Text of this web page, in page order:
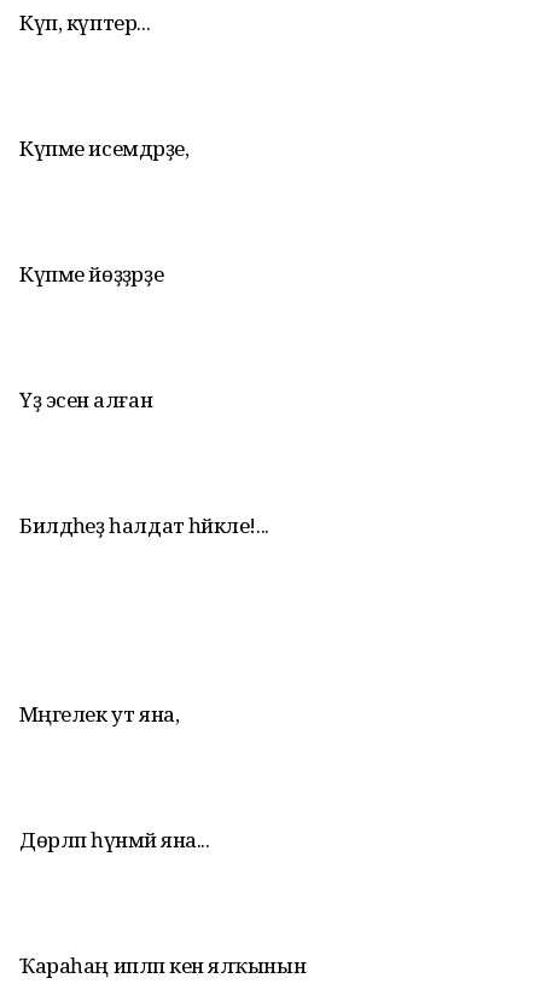
Күп, күптер...
Күпме исемдәрҙе,
Күпме йөҙҙәрҙе
Үҙ эсенә алған
Билдәһеҙ һалдат һәйкәле!...
Мәңгелек ут яна,
Дөрләп һүнмәй яна...
Ҡараһаң ипләп кенә ялҡынын